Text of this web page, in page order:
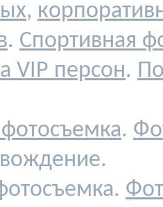
,
. Спортивная
VIP персон.
.